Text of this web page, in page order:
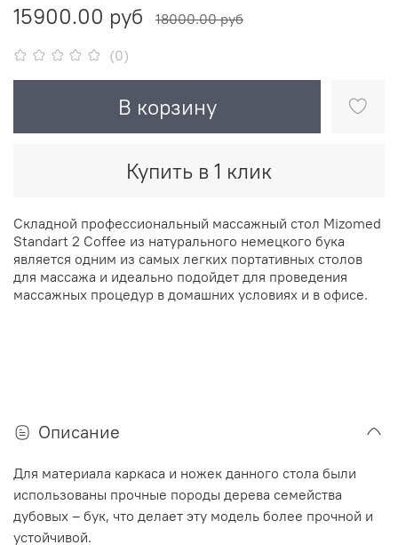
(0)
15900.00 руб 18000.00 руб
В корзину
Купить в 1 клик
Складной профессиональный массажный стол Mizomed
Standart 2 Coffee из натурального немецкого бука
является одним из самых легких портативных столов
для массажа и идеально подойдет для проведения
массажных процедур в домашних условиях и в офисе.
Описание
Для материала каркаса и ножек данного стола были
использованы прочные породы дерева семейства
дубовых – бук, что делает эту модель более прочной и
устойчивой.